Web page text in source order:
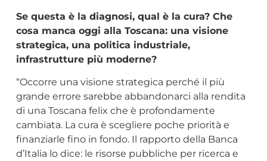
Se questa è la diagnosi, qual è la cura? Che
cosa manca oggi alla Toscana: una visione
strategica, una politica industriale,
infrastrutture più moderne?
“Occorre una visione strategica perché il più
grande errore sarebbe abbandonarci alla rendita
di una Toscana felix che è profondamente
cambiata. La cura è scegliere poche priorità e
finanziarle fino in fondo. Il rapporto della Banca
d’Italia lo dice: le risorse pubbliche per ricerca e